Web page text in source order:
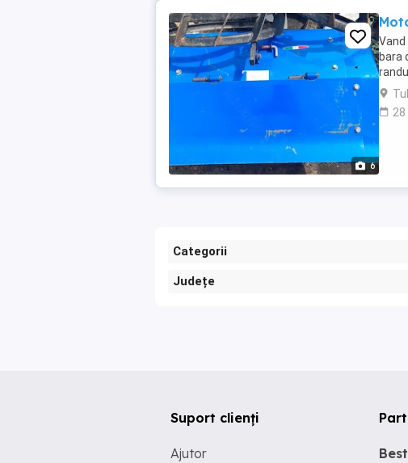
6
bara
28
Categorii
Județe
Suport clienți
Ajutor